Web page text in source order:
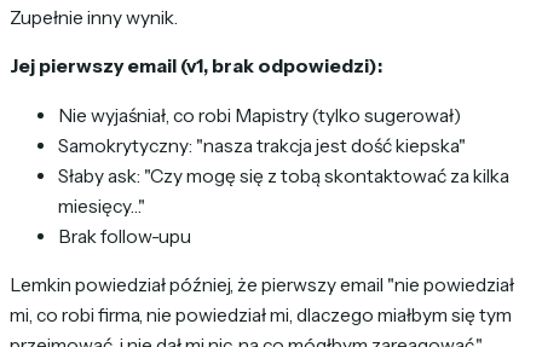
Zupełnie inny wynik.
Jej pierwszy email (v1, brak odpowiedzi):
Nie wyjaśniał, co robi Mapistry (tylko sugerował)
Samokrytyczny: "nasza trakcja jest dość kiepska"
Słaby ask: "Czy mogę się z tobą skontaktować za kilka
miesięcy…"
Brak follow-upu
Lemkin powiedział później, że pierwszy email "nie powiedział
mi, co robi firma, nie powiedział mi, dlaczego miałbym się tym